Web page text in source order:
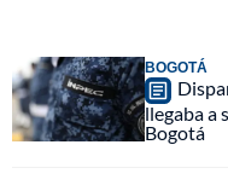
BOGOTÁ
llegaba a
Bogotá